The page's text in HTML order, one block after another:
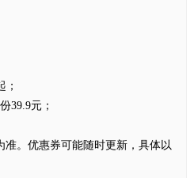
；
39.9元；
。优惠券可能随时更新，具体以